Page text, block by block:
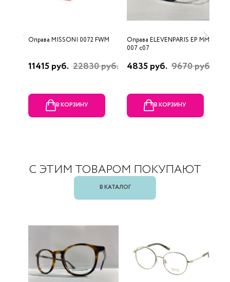
Оправа MISSONI 0072 FWM
11415 руб. 22830 руб.
В КОРЗИНУ
Оправа ELEVENPARIS EP MM
007 c07
4835 руб. 9670 руб.
В КОРЗИНУ
С ЭТИМ ТОВАРОМ ПОКУПАЮТ
В КАТАЛОГ